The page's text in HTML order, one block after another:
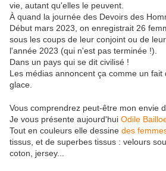
vie, autant qu'elles le peuvent.
À quand la journée des Devoirs des
Début mars 2023, on enregistrait 26
sous les coups de leur conjoint ou de
l'année 2023 (qui n'est pas terminée !).
Dans un pays qui se dit civilisé !
Les médias annoncent ça comme un
glace.
Vous comprendrez peut-être mon envie
Je vous présente aujourd'hui Odile
Tout en couleurs elle dessine des
tissus, et de superbes tissus : velours
coton, jersey...